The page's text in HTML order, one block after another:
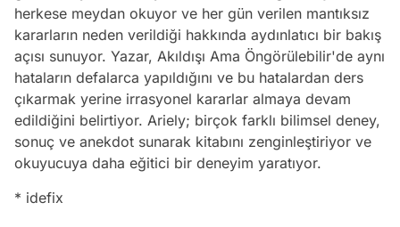
herkese meydan okuyor ve her gün verilen mantıksız
kararların neden verildiği hakkında aydınlatıcı bir bakış
açısı sunuyor. Yazar, Akıldışı Ama Öngörülebilir'de aynı
hataların defalarca yapıldığını ve bu hatalardan ders
çıkarmak yerine irrasyonel kararlar almaya devam
edildiğini belirtiyor. Ariely; birçok farklı bilimsel deney,
sonuç ve anekdot sunarak kitabını zenginleştiriyor ve
okuyucuya daha eğitici bir deneyim yaratıyor.
* idefix